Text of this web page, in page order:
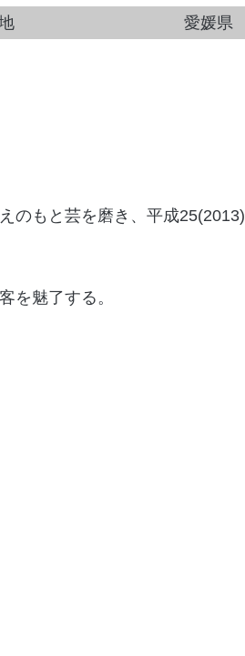
愛媛県
のもと芸を磨き、平成
を魅了する。